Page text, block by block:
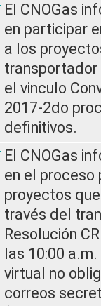
El CNOGas
en participar
a los
transportador
el vinculo
2017-2do
definitivos.
El CNOGas
en el proceso
proyectos
través del
Resolución
las 10:00
virtual no
correos